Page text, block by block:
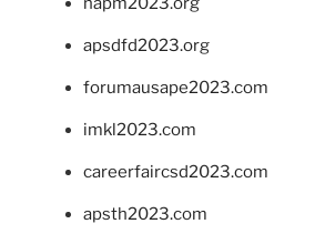
apsdfd2023.org
forumausape2023.com
imkl2023.com
careerfaircsd2023.com
apsth2023.com